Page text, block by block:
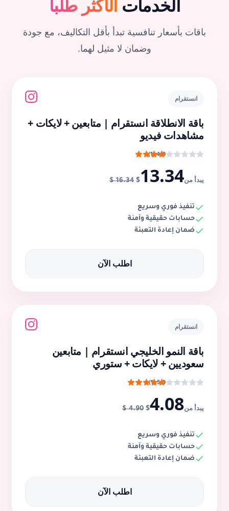
الخدمات الأكثر طلباً
باقات بأسعار تنافسية تبدأ بأقل التكاليف، مع جودة
وضمان لا مثيل لهما.
باقة الانطلاقة انستقرام | متابعين + لايكات +
مشاهدات فيديو
13.34
تنفيذ فوري وسريع
حسابات حقيقية وآمنة
اطلب الآن
باقة النمو الخليجي انستقرام | متابعين
سعوديين + لايكات + ستوري
يبدأ من4.08
تنفيذ فوري وسريع
حسابات حقيقية وآمنة
اطلب الآن